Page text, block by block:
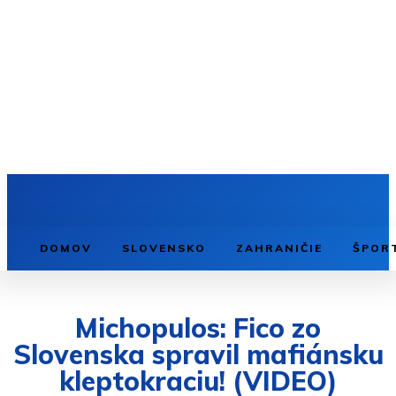
DOMOV SLOVENSKO ZAHRANIČIE
Michopulos: Fico zo
Slovenska spravil mafiánsku
kleptokraciu! (VIDEO)